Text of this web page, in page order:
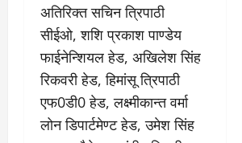
अतिरिक्त सचिन त्रिपाठी
सीईओ, शशि प्रकाश पाण्डेय
फाईनेन्शियल हेड, अखिलेश सिंह
रिकवरी हेड, हिमांसू त्रिपाठी
एफ0डी0 हेड, लक्ष्मीकान्त वर्मा
लोन डिपार्टमेण्ट हेड, उमेश सिंह